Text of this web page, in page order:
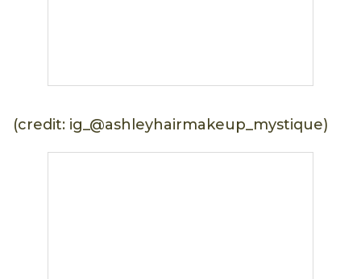
(credit: ig_@ashleyhairmakeup_mystique)